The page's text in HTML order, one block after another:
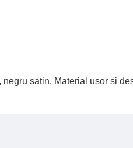
satin. Material usor si